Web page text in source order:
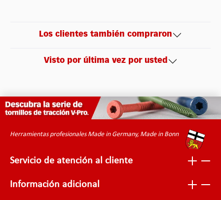
Los clientes también compraron
Visto por última vez por usted
Herramientas profesionales Made in Germany, Made in Bonn
Servicio de atención al cliente
Información adicional